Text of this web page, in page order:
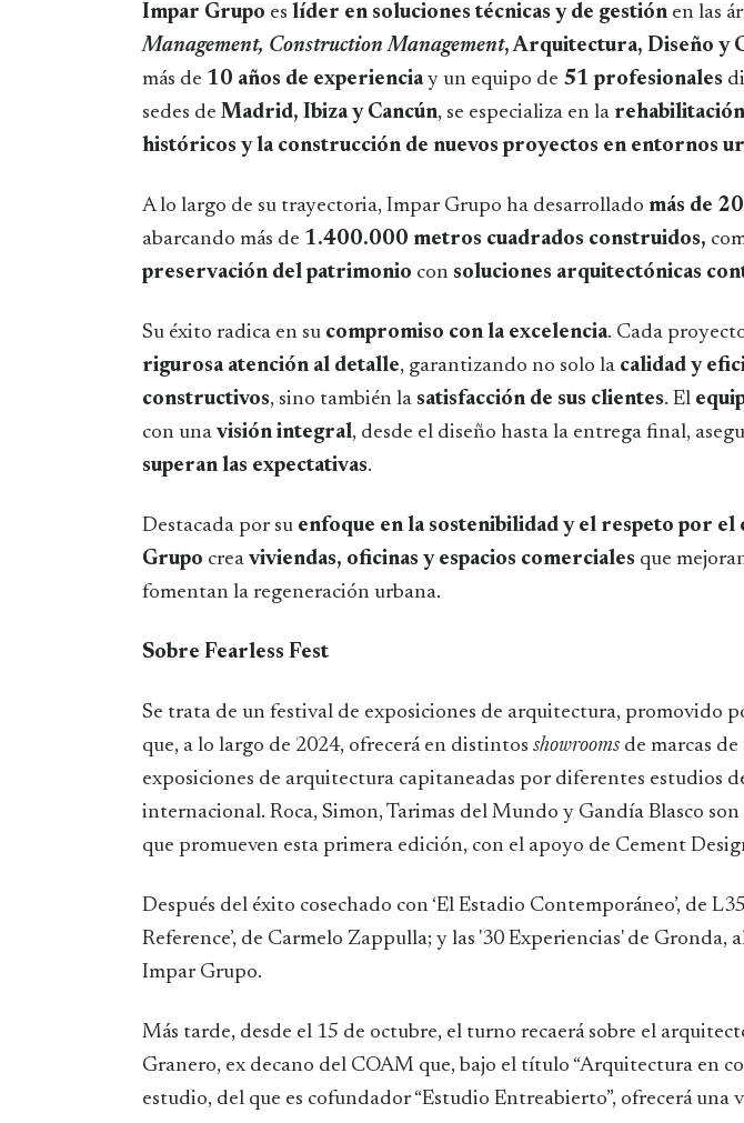
Impar Grupo es líder en soluciones técnicas y de gestión en las
Management, Construction Management, Arquitectura, Diseño y
más de 10 años de experienciay un equipo de 51 profesionales
sedes de Madrid, Ibiza y Cancún, se especializa en la
históricos y la construcción de nuevos proyectos en entornos
A lo largo de su trayectoria, Impar Grupo ha desarrollado más de
abarcando más de 1.400.000 metros cuadrados construidos,
preservación del patrimonio con soluciones arquitectónicas
Su éxito radica en su compromiso con la excelencia. Cada
rigurosa atención al detalle, garantizando no solo la calidad y
constructivos, sino también la satisfacción de sus clientes. El
con una visión integral, desde el diseño hasta la entrega final,
superan las expectativas.
Destacada por su enfoque en la sostenibilidad y el respeto por
Grupo crea viviendas, oficinas y espacios comerciales que
fomentan la regeneración urbana.
Sobre Fearless Fest
Se trata de un festival de exposiciones de arquitectura, promovido
que, a lo largo de 2024, ofrecerá en distintos showrooms de marcas
exposiciones de arquitectura capitaneadas por diferentes estudios
internacional. Roca, Simon, Tarimas del Mundo y Gandía Blasco son
que promueven esta primera edición, con el apoyo de Cement
Después del éxito cosechado con ‘El Estadio Contemporáneo’, de
Reference’, de Carmelo Zappulla; y las '30 Experiencias' de Gronda,
Impar Grupo.
Más tarde, desde el 15 de octubre, el turno recaerá sobre el
Granero, ex decano del COAM que, bajo el título “Arquitectura en
estudio, del que es cofundador “Estudio Entreabierto”, ofrecerá una